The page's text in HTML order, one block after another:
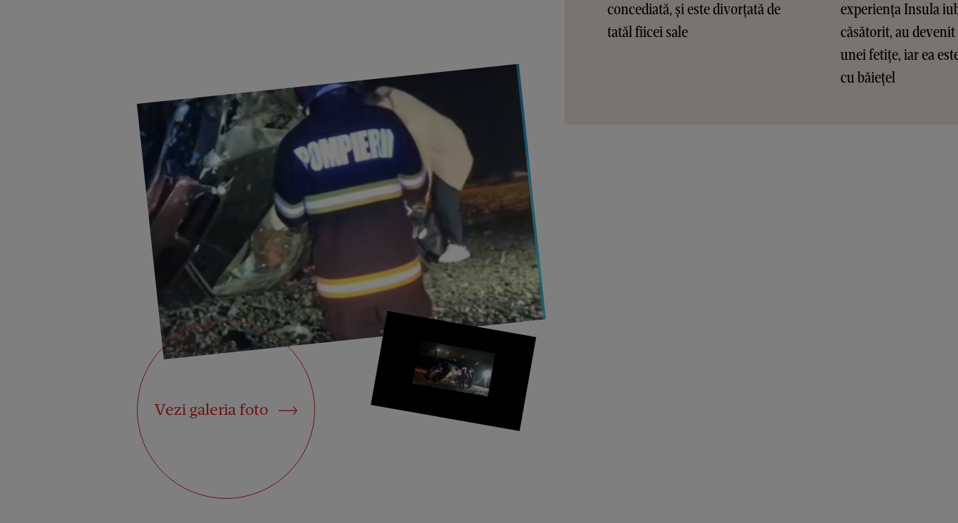
Vezi galeria foto
concediată, și este divorțată de
tatăl fiicei sale
experiența Insula
căsătorit, au
unei fetițe, iar ea
cu băiețel